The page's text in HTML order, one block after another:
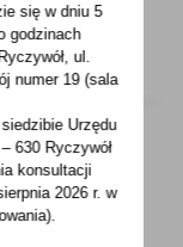
się w dniu 5
godzinach
ul.
numer 19 (sala
Urzędu
630 Ryczywół
konsultacji
2026 r. w